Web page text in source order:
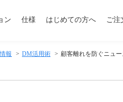
ン 仕様 はじめての方へ ご注
報 > DM活用術 > 顧客離れを防ぐニュ